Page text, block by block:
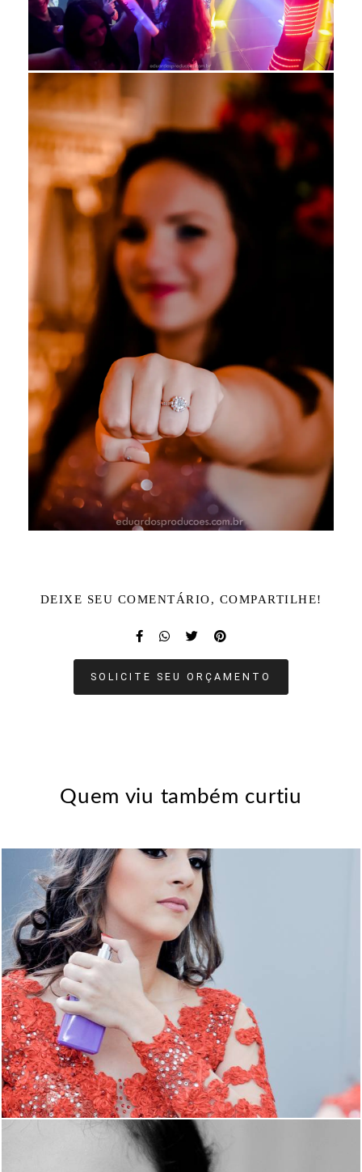
DEIXE SEU COMENTÁRIO, COMPARTILHE!
SOLICITE SEU ORÇAMENTO
Quem viu também curtiu
2265 0